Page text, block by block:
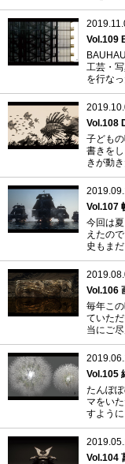
Vol.109
工芸・
を行な
Vol.108
子ども
書きを
きが動
Vol.107
今回は
えたの
史もま
Vol.106
毎年こ
ていた
当にご
Vol.105
たんぽ
マをい
すよう
Vol.104